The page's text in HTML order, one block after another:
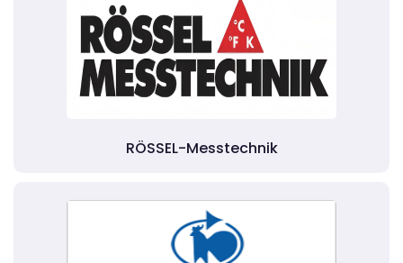
RÖSSEL-Messtechnik